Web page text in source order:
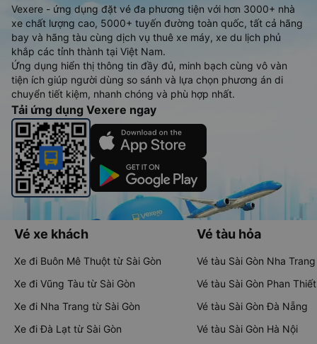
Vexere - ứng dụng đặt vé đa phương tiện với hơn 3000+ nhà
xe chất lượng cao, 5000+ tuyến đường toàn quốc, tất cả hãng
bay và hãng tàu cùng dịch vụ thuê xe máy, xe du lịch phủ
khắp các tỉnh thành tại Việt Nam.
Ứng dụng hiển thị thông tin đầy đủ, minh bạch cùng vô vàn
tiện ích giúp người dùng so sánh và lựa chọn phương án di
chuyển tiết kiệm, nhanh chóng và phù hợp nhất.
Tải ứng dụng Vexere ngay
Vé xe khách
Xe đi Buôn Mê Thuột từ Sài Gòn
Xe đi Vũng Tàu từ Sài Gòn
Xe đi Nha Trang từ Sài Gòn
Xe đi Đà Lạt từ Sài Gòn
Vé tàu hỏa
Vé tàu Sài Gòn Nha Trang
Vé tàu Sài Gòn Phan Thiết
Vé tàu Sài Gòn Đà Nẵng
Vé tàu Sài Gòn Hà Nội